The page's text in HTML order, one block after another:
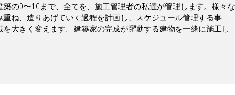
の0〜10まで、全てを、施工管理者の私達が管理します。様々な
ね、造りあげていく過程を計画し、スケジュール管理する事
大きく変えます。建築家の完成が躍動する建物を一緒に施工し